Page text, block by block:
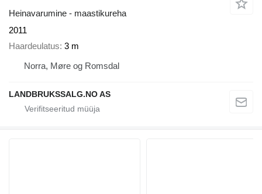
Heinavarumine - maastikureha
2011
Haardeulatus 3 m
Norra, Møre og Romsdal
LANDBRUKSSALG.NO AS